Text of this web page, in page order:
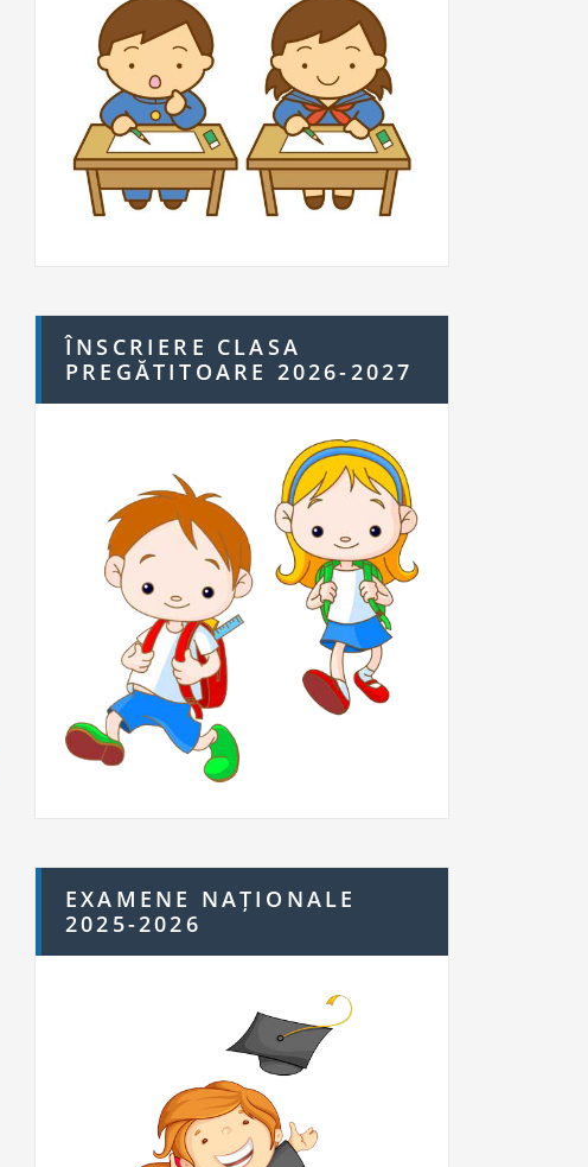
ÎNSCRIERE CLASA
PREGĂTITOARE 2026-2027
EXAMENE NAȚIONALE
2025-2026